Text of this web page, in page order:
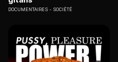
DOCUMENTAIRES SOCIÉTÉ